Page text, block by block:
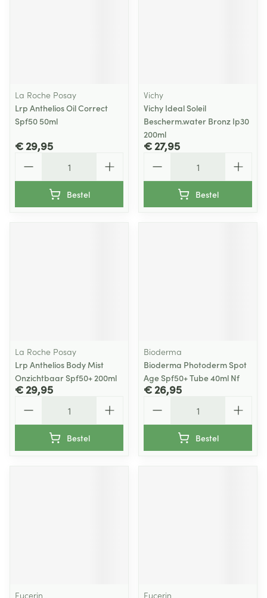
La Roche Posay
Lrp Anthelios Oil Correct
Spf50 50ml
€ 29,95
Bestel
Vichy
Vichy Ideal Soleil
Bescherm.water Bronz Ip30
200ml
€ 27,95
Bestel
La Roche Posay
Lrp Anthelios Body Mist
Onzichtbaar Spf50+ 200ml
€ 29,95
Bestel
Bioderma
Bioderma Photoderm Spot
Age Spf50+ Tube 40ml Nf
€ 26,95
Bestel
Eucerin Eucerin